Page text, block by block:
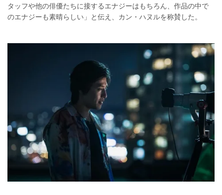
タッフや他の俳優たちに接するエナジーはもちろん、作品の中で
のエナジーも素晴らしい」と伝え、カン・ハヌルを称賛した。